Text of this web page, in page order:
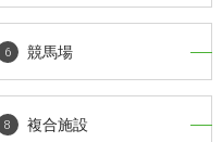
競馬場
複合施設